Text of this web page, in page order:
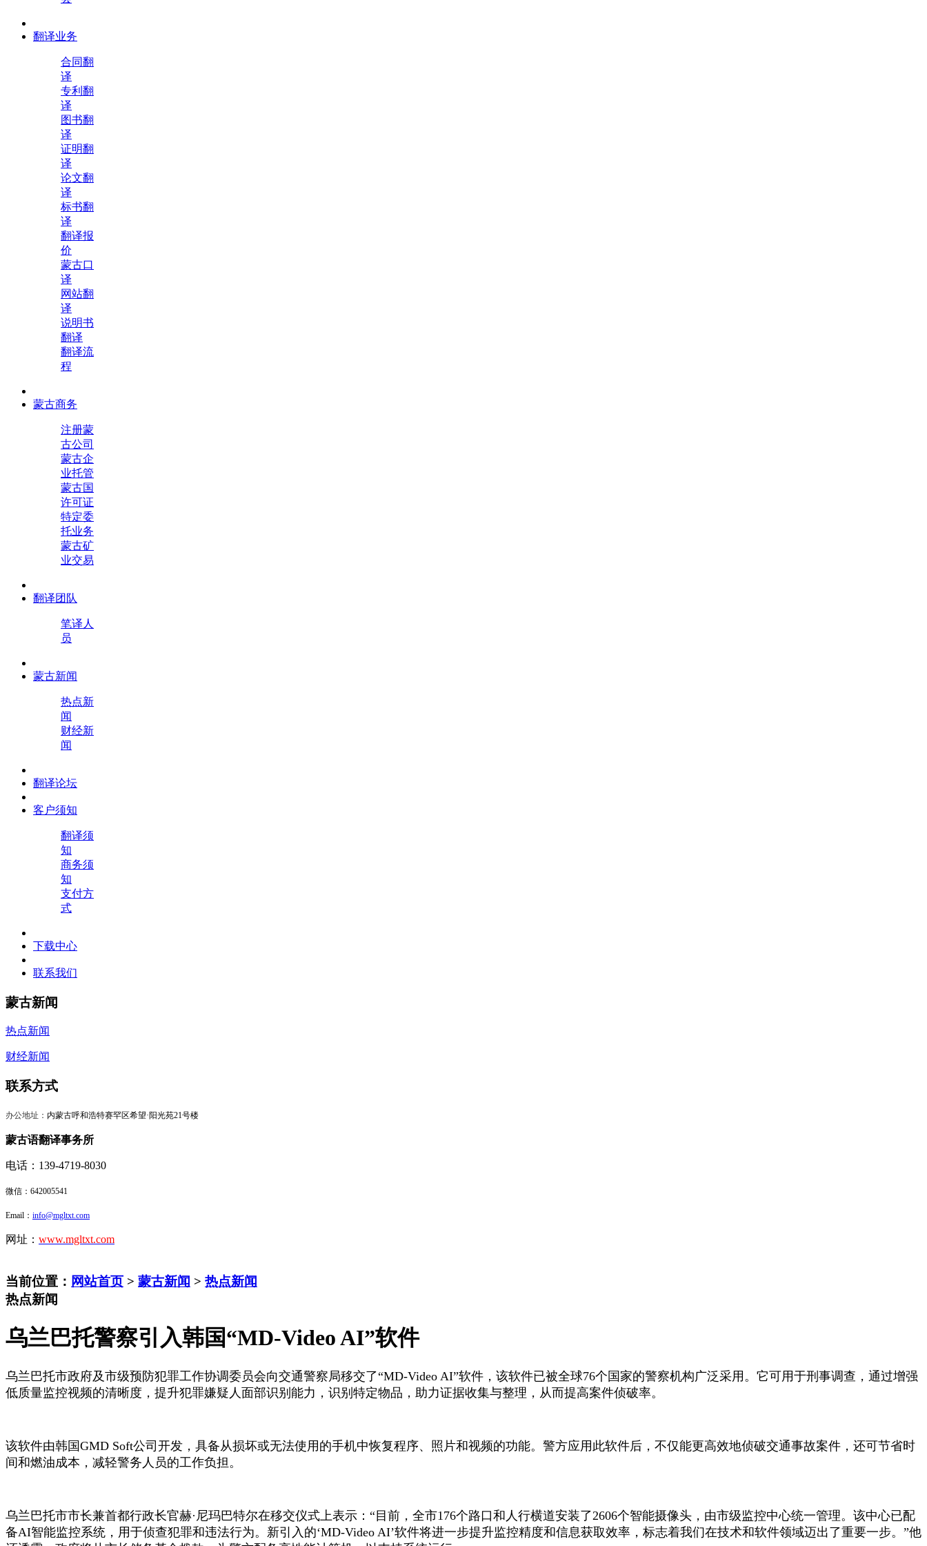
翻译业务
合同翻
译
专利翻
译
图书翻
译
证明翻
译
论文翻
译
标书翻
译
翻译报
价
蒙古口
译
网站翻
译
说明书
翻译
翻译流
程
蒙古商务
注册蒙
古公司
蒙古企
业托管
蒙古国
许可证
特定委
托业务
蒙古矿
业交易
翻译团队
笔译人
员
蒙古新闻
热点新
闻
财经新
闻
翻译论坛
客户须知
翻译须
知
商务须
知
支付方
式
下载中心
联系我们
蒙古新闻
热点新闻
财经新闻
联系方式
办公地址： 内蒙古呼和浩特赛罕区希望·阳光苑21号楼
蒙古语翻译事务所
电话：139-4719-8030
微信： 642005541
Email： info@mgltxt.com
网址： www.mgltxt.com
当前位置： 网站首页 > 蒙古新闻 > 热点新闻
热点新闻
乌兰巴托警察引入韩国“MD-Video AI”软件
乌兰巴托市政府及市级预防犯罪工作协调委员会向交通警察局移交了“MD-Video AI”软件，该软件已被全球76个国家的警察机构广泛采用。它可用于刑事调查，通过增强
低质量监控视频的清晰度，提升犯罪嫌疑人面部识别能力，识别特定物品，助力证据收集与整理，从而提高案件侦破率。
该软件由韩国GMD Soft公司开发，具备从损坏或无法使用的手机中恢复程序、照片和视频的功能。警方应用此软件后，不仅能更高效地侦破交通事故案件，还可节省时
间和燃油成本，减轻警务人员的工作负担。
乌兰巴托市市长兼首都行政长官赫·尼玛巴特尔在移交仪式上表示：“目前，全市176个路口和人行横道安装了2606个智能摄像头，由市级监控中心统一管理。该中心已配
备AI智能监控系统，用于侦查犯罪和违法行为。新引入的‘MD-Video AI’软件将进一步提升监控精度和信息获取效率，标志着我们在技术和软件领域迈出了重要一步。”他